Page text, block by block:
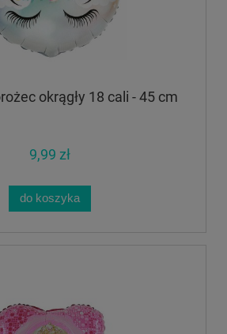
okrągły 18 cali - 45 cm
9,99 zł
do koszyka